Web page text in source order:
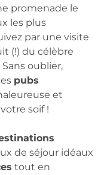
promenade le
les plus
par une visite
(!) du célèbre
oublier,
pubs
et
soif !
de séjour idéaux
tout en